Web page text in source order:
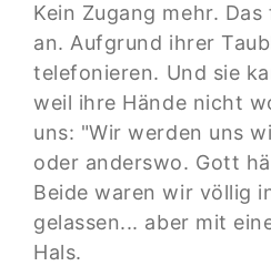
Kein Zugang mehr.
an. Aufgrund ihrer
telefonieren. Und sie
weil ihre Hände nicht
uns: "Wir werden uns
oder anderswo. Gott
Beide waren wir völlig
gelassen... aber mit
Hals.